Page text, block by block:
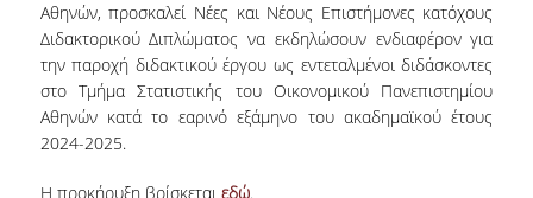
ΕΡΓΑΣΤΗΡΙΟ ΥΠΟΛΟΓΙΣΤΙΚΗΣ ΚΑΙ
ΜΠΕΫΖΙΑΝΗΣ ΣΤΑΤΙΣΤΙΚΗΣ
ΕΡΓΑΣΤΗΡΙΟ ΣΤΟΧΑΣΤΙΚΗΣ
ΜΟΝΤΕΛΟΠΟΙΗΣΗΣ ΚΑΙ ΕΦΑΡΜΟΓΩΝ
ΥΠΗΡΕΣΙΑ ΣΥΜΒΟΥΛΟΥ ΨΥΧΙΚΗΣ ΥΓΕΙΑΣ
Αθηνών,προσκαλεί Νέες και Νέους Επιστήμονες κατόχους
Διδακτορικού Διπλώματος να εκδηλώσουν ενδιαφέρον για
την παροχή διδακτικού έργου ως εντεταλμένοι διδάσκοντες
στο Τμήμα Στατιστικής του Οικονομικού Πανεπιστημίου
Αθηνών κατά το εαρινό εξάμηνο του ακαδημαϊκού έτους
2024-2025.
Η προκήρυξη βρίσκεται εδώ.